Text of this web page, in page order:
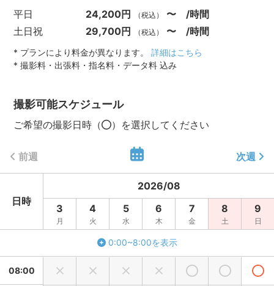
平日 24,200円 （税込）
〜 /時間
土日祝
29,700円 （税込） 〜 /時間
* プランにより料金が異なります。詳細はこちら
* 撮影料・出張料・指名料・データ料 込み
撮影可能スケジュール
ご希望の撮影日時（ ）を選択してください
前週 次週
日時
2026/08
3
月
4
火
5
水
6
木
7
金
8
土
9
日
0:00~8:00を表示
08:00